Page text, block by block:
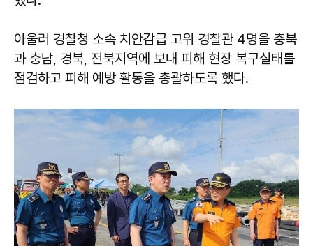
아울러 경찰청 소속 치안감급 고위 경찰관 4명을 충북
과 충남, 경북, 전북지역에 보내 피해 현장 복구실태를
점검하고 피해 예방 활동을 총괄하도록 했다.